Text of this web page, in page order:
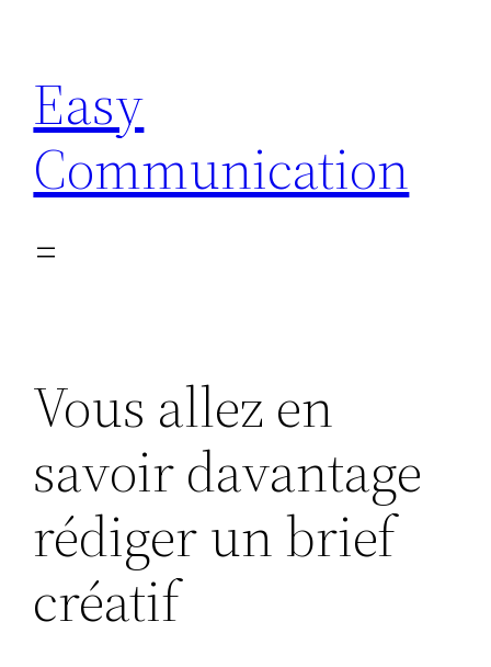
contenu
Easy
Communication
Vous allez en
savoir davantage
rédiger un brief
créatif